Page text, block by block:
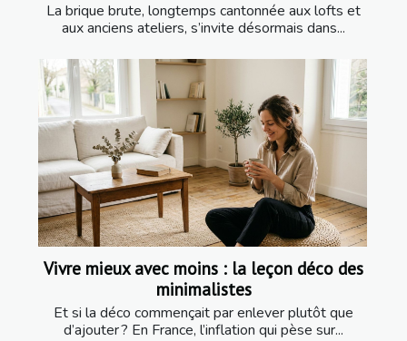
La brique brute, longtemps cantonnée aux lofts et
aux anciens ateliers, s’invite désormais dans...
Vivre mieux avec moins : la leçon déco des
minimalistes
Et si la déco commençait par enlever plutôt que
d’ajouter ? En France, l’inflation qui pèse sur...